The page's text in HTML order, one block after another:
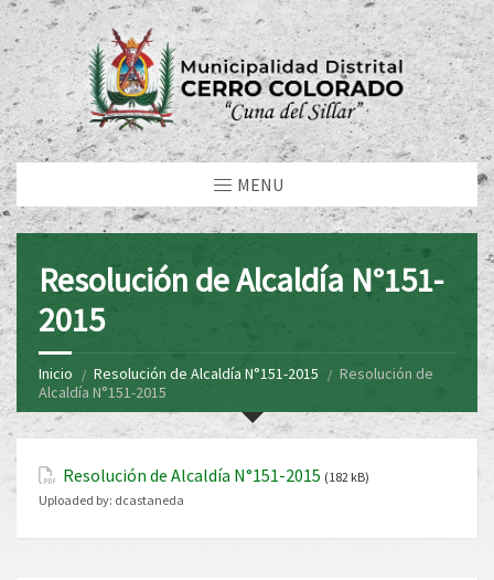
MENU
Resolución de Alcaldía N°151-
2015
Inicio Resolución de Alcaldía N°151-2015
Resolución de
Alcaldía N°151-2015
Resolución de Alcaldía N°151-2015 (182 kB)
Uploaded by: dcastaneda